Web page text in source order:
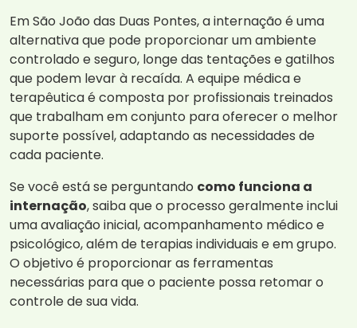
Em São João das Duas Pontes, a internação é uma
alternativa que pode proporcionar um ambiente
controlado e seguro, longe das tentações e gatilhos
que podem levar à recaída. A equipe médica e
terapêutica é composta por profissionais treinados
que trabalham em conjunto para oferecer o melhor
suporte possível, adaptando as necessidades de
cada paciente.
Se você está se perguntando como funciona a
internação, saiba que o processo geralmente inclui
uma avaliação inicial, acompanhamento médico e
psicológico, além de terapias individuais e em grupo.
O objetivo é proporcionar as ferramentas
necessárias para que o paciente possa retomar o
controle de sua vida.